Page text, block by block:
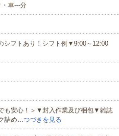
車---分
シフトあり！シフト例▼9:00～12:00
も安心！＞▼封入作業及び梱包▼雑誌
詰め…つづきを見る